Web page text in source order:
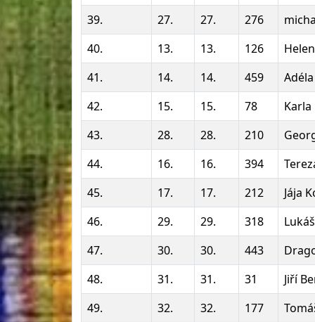
39.
27. 27. 276
40.
13. 13. 126
41.
14. 14. 459
42.
15. 15. 78
Karla
43.
28. 28. 210
44.
16. 16. 394
45.
17. 17. 212
Jája
46.
29. 29. 318
47.
30. 30. 443
48.
31. 31. 31
Jiří
49.
32. 32. 177